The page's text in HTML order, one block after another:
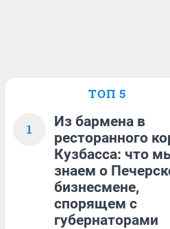
ТОП 5
1
Из бармена в
ресторанного
Кузбасса: что
знаем о
бизнесмене,
спорящем с
губернаторами